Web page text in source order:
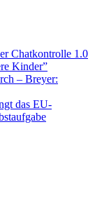
Chatkontrolle 1.0
Kinder”
– Breyer:
das EU-